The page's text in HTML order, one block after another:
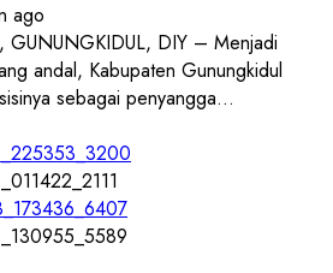
ago
GUNUNGKIDUL, DIY – Menjadi
andal, Kabupaten Gunungkidul
sebagai penyangga...